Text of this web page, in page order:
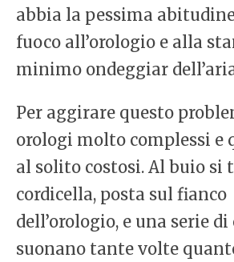
abbia la pessima
fuoco all’orologio e alla
minimo ondeggiar
Per aggirare questo
orologi molto complessi e
al solito costosi. Al buio si
cordicella, posta sul fianco
dell’orologio, e una serie
suonano tante volte